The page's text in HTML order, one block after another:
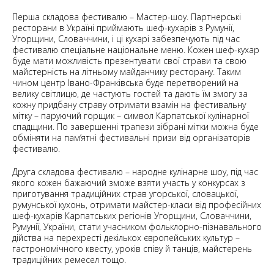
Перша складова фестивалю – Мастер-шоу. Партнерські
ресторани в Україні приймають шеф-кухарів з Румунії,
Угорщини, Словаччини, і ці кухарі забезпечують під час
фестивалю спеціальне національне меню. Кожен шеф-кухар
буде мати можливість презентувати свої страви та свою
майстерність на літньому майданчику ресторану. Таким
чином центр Івано-Франківська буде перетворений на
велику світлицю, де частують гостей та дають їм змогу за
кожну придбану страву отримати взамін на фестивальну
мітку – паруючий горщик – символ Карпатської кулінарної
спадщини. По завершенні трапези зібрані мітки можна буде
обміняти на пам’ятні фестивальні призи від організаторів
фестивалю.
Друга складова фестивалю – народне кулінарне шоу, під час
якого кожен бажаючий зможе взяти участь у конкурсах з
приготування традиційних страв угорської, словацької,
румунської кухонь, отримати майстер-класи від професійних
шеф-кухарів Карпатських регіонів Угорщини, Словаччини,
Румунії, України, стати учасником фольклорно-пізнавального
дійства на перехресті декількох європейських культур –
гастрономічного квесту, уроків співу й танців, майстерень
традиційних ремесел тощо.